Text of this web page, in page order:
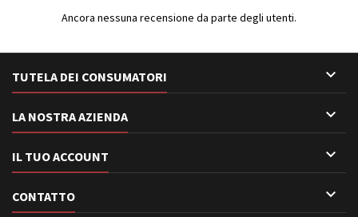
Ancora nessuna recensione da parte degli utenti.
TUTELA DEI CONSUMATORI 
LA NOSTRA AZIENDA 
IL TUO ACCOUNT 
CONTATTO 